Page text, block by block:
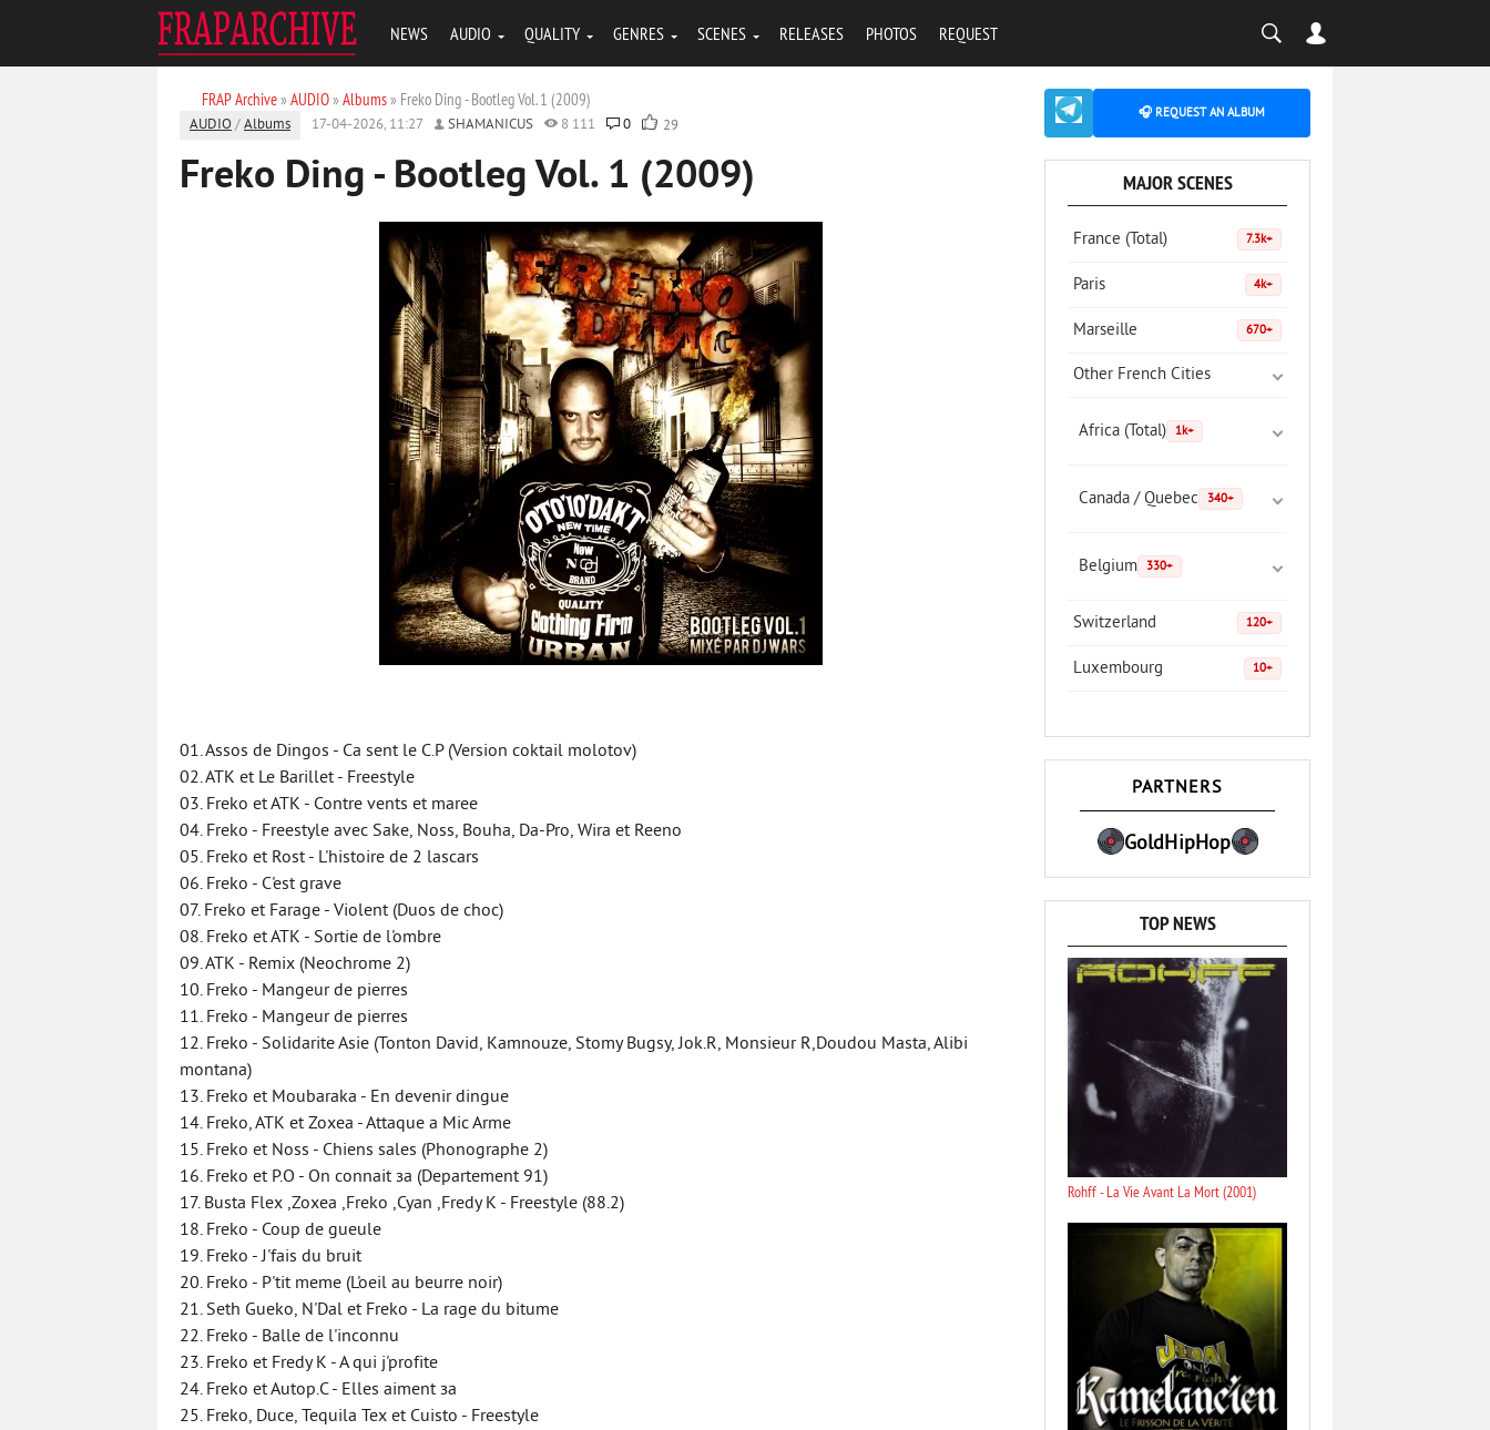
NEWS AUDIO QUALITY GENRES SCENES RELEASES PHOTOS REQUEST
FRAP Archive» AUDIO» Albums» Freko Ding - Bootleg Vol. 1 (2009)
AUDIO /Albums 17-04-2026, 11:27 SHAMANICUS 8 111 0 29
Freko Ding - Bootleg Vol. 1 (2009)
01. Assos de Dingos - Ca sent le C.P (Version coktail molotov)
02. ATK et Le Barillet - Freestyle
03. Freko et ATK - Contre vents et maree
04. Freko - Freestyle avec Sake, Noss, Bouha, Da-Pro, Wira et Reeno
05. Freko et Rost - L'histoire de 2 lascars
06. Freko - C'est grave
07. Freko et Farage - Violent (Duos de choc)
08. Freko et ATK - Sortie de l'ombre
09. ATK - Remix (Neochrome 2)
10. Freko - Mangeur de pierres
11. Freko - Mangeur de pierres
12. Freko - Solidarite Asie (Tonton David, Kamnouze, Stomy Bugsy, Jok.R, Monsieur R,Doudou Masta, Alibi
montana)
13. Freko et Moubaraka - En devenir dingue
14. Freko, ATK et Zoxea - Attaque а Mic Arme
15. Freko et Noss - Chiens sales (Phonographe 2)
16. Freko et P.O - On connait зa (Departement 91)
17. Busta Flex ,Zoxea ,Freko ,Cyan ,Fredy K - Freestyle (88.2)
18. Freko - Coup de gueule
19. Freko - J'fais du bruit
20. Freko - P'tit meme (L'oeil au beurre noir)
21. Seth Gueko, N'Dal et Freko - La rage du bitume
22. Freko - Balle de l'inconnu
23. Freko et Fredy K - A qui j'profite
24. Freko et Autop.C - Elles aiment зa
25. Freko, Duce, Tequila Tex et Cuisto - Freestyle
🎧 REQUEST AN ALBUM
MAJOR SCENES
France (Total) 7.3k+
Paris 4k+
Marseille 670+
Other French Cities
Africa (Total) 1k+
Canada / Quebec 340+
Belgium 330+
Switzerland 120+
Luxembourg 10+
PARTNERS
GoldHipHop
TOP NEWS
Rohff - La Vie Avant La Mort (2001)